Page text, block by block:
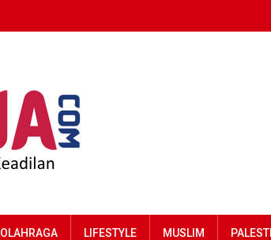
OLAHRAGA LIFESTYLE MUSLIM